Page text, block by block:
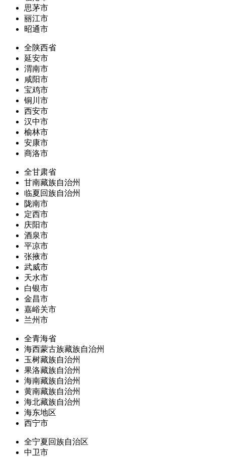
思茅市
丽江市
昭通市
全陕西省
延安市
渭南市
咸阳市
宝鸡市
铜川市
西安市
汉中市
榆林市
安康市
商洛市
全甘肃省
甘南藏族自治州
临夏回族自治州
陇南市
定西市
庆阳市
酒泉市
平凉市
张掖市
武威市
天水市
白银市
金昌市
嘉峪关市
兰州市
全青海省
海西蒙古族藏族自治州
玉树藏族自治州
果洛藏族自治州
海南藏族自治州
黄南藏族自治州
海北藏族自治州
海东地区
西宁市
全宁夏回族自治区
中卫市